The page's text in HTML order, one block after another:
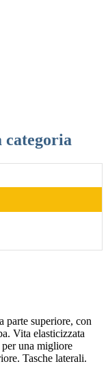
categoria
parte superiore, con
Vita elasticizzata
una migliore
Tasche laterali.